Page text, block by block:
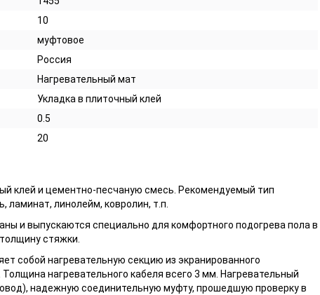
10
муфтовое
Россия
Нагревательный мат
Укладка в плиточный клей
0.5
20
клей и цементно-песчаную смесь. Рекомендуемый тип
ламинат, линолейм, ковролин, т.п.
и выпускаются специально для комфортного подогрева пола в
стяжки.
собой нагревательную секцию из экранированного
нагревательного кабеля всего 3 мм. Нагревательный
надежную соединительную муфту, прошедшую проверку в